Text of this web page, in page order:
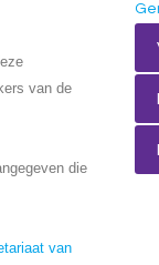
van de
die
van